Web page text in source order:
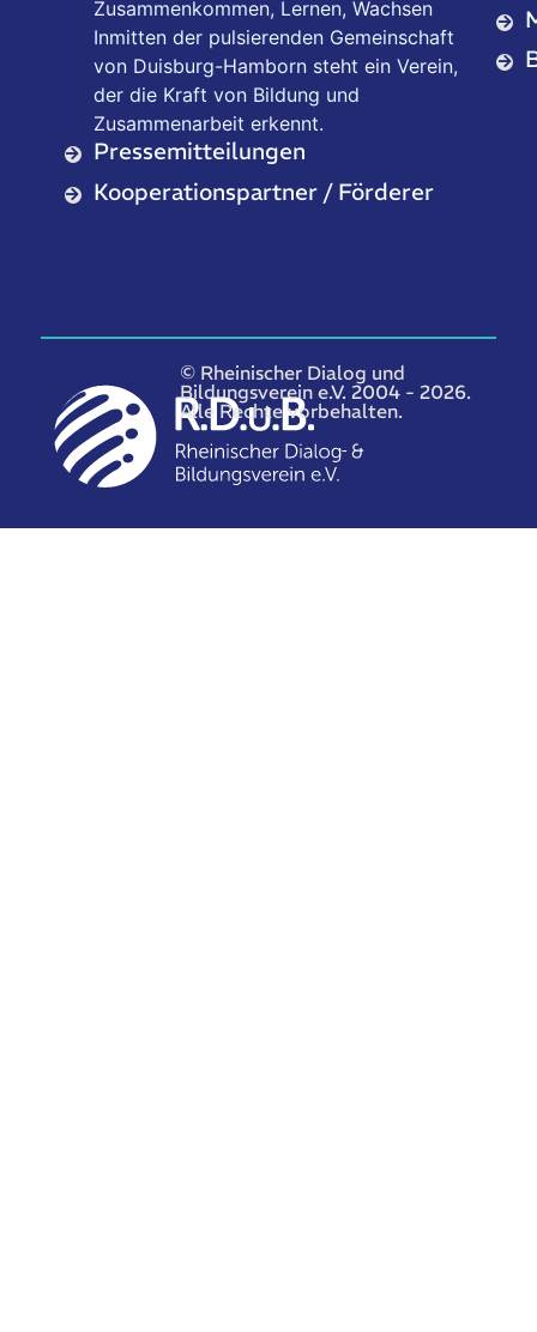
Zusammenkommen, Lernen, Wachsen
Inmitten der pulsierenden Gemeinschaft
von Duisburg-Hamborn steht ein Verein,
der die Kraft von Bildung und
Zusammenarbeit erkennt.
Pressemitteilungen
Kooperationspartner / Förderer
© Rheinischer Dialog und
Bildungsverein e.V. 2004 - 2026.
Alle Rechte vorbehalten.